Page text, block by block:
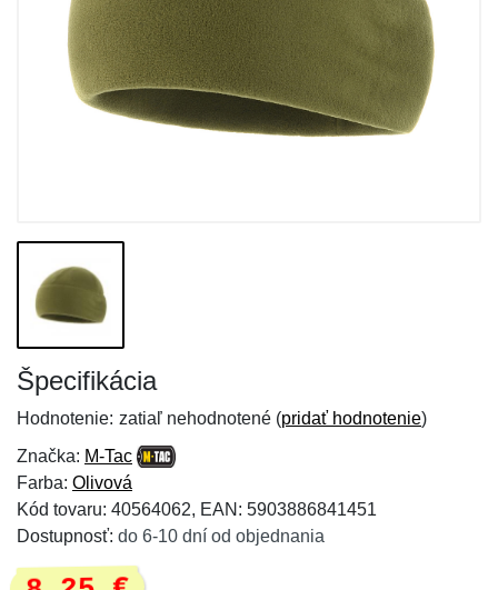
Špecifikácia
Hodnotenie: zatiaľ nehodnotené (pridať hodnotenie)
Značka: M-Tac
Farba: Olivová
Kód tovaru: 40564062, EAN: 5903886841451
Dostupnosť: do 6-10 dní od objednania